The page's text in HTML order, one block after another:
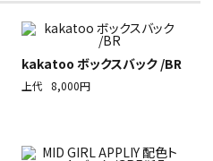
kakatoo ボックスバック /BR
上代 8,000円